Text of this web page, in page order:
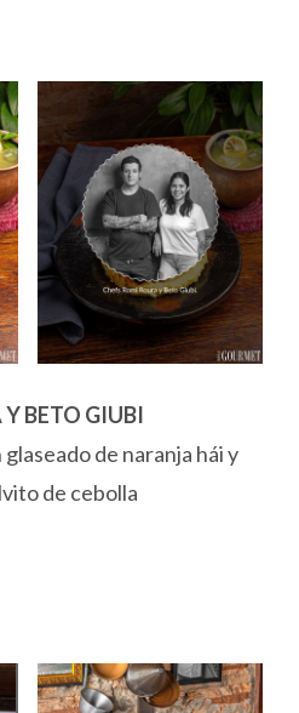
BETO GIUBI
de naranja hái y
de cebolla